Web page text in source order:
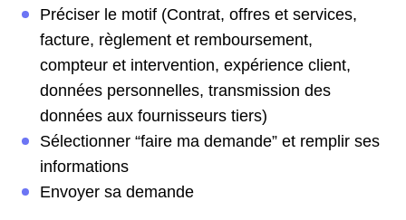
Préciser le motif (Contrat, offres et services,
facture, règlement et remboursement,
compteur et intervention, expérience client,
données personnelles, transmission des
données aux fournisseurs tiers)
Sélectionner “faire ma demande” et remplir ses
informations
Envoyer sa demande